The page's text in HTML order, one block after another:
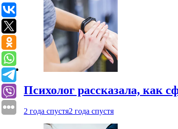
Психолог рассказала, как
2 года спустя2 года спустя